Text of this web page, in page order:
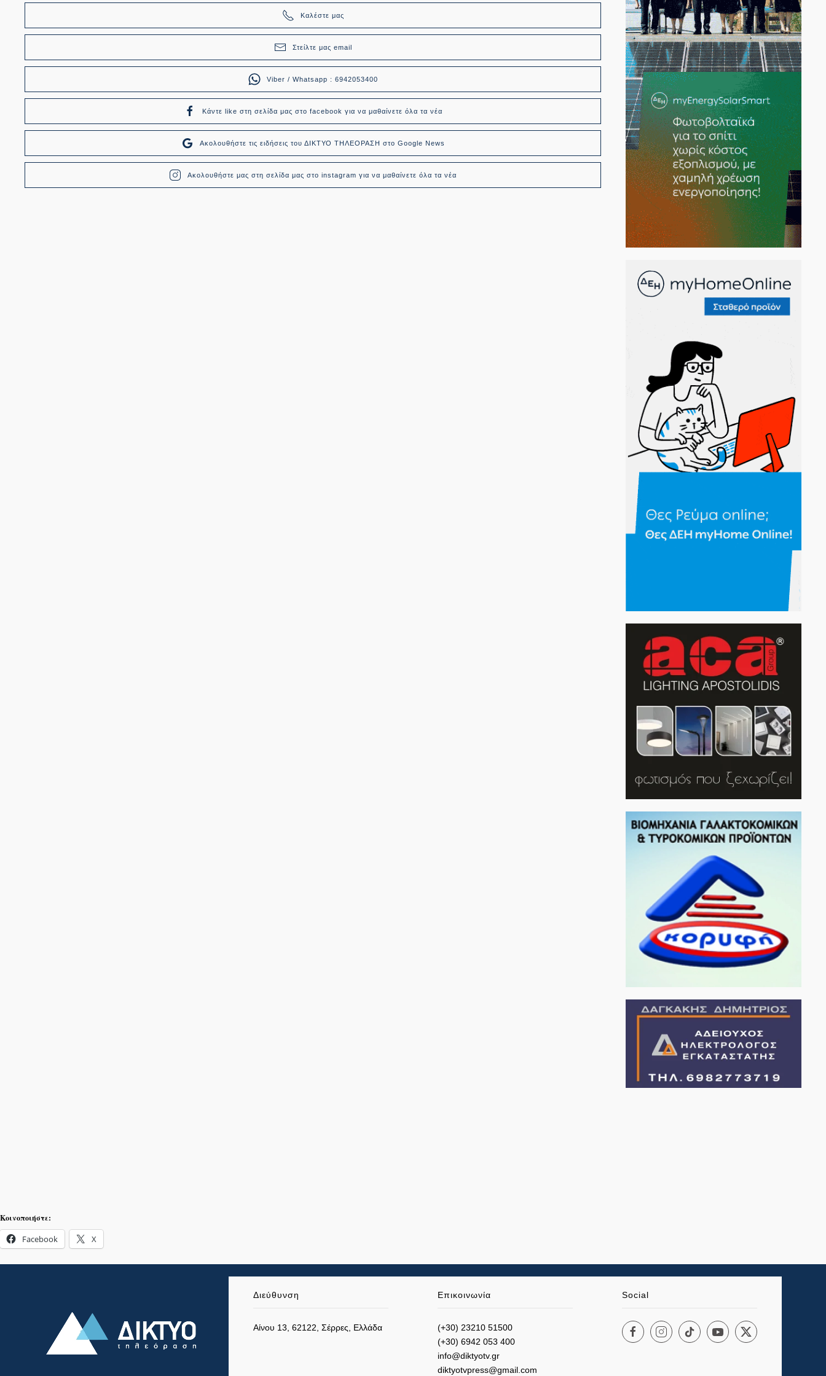
Καλέστε μας
Στείλτε μας email
Viber / Whatsapp : 6942053400
Κάντε like στη σελίδα μας στο facebook για να μαθαίνετε όλα τα νέα
Ακολουθήστε τις ειδήσεις του ΔΙΚΤΥΟ ΤΗΛΕΟΡΑΣΗ στο Google News
Ακολουθήστε μας στη σελίδα μας στο instagram για να μαθαίνετε όλα τα νέα
Κοινοποιήστε:
Facebook X
Διεύθυνση
Αίνου 13, 62122, Σέρρες, Ελλάδα
Επικοινωνία
(+30) 23210 51500
(+30) 6942 053 400
info@diktyotv.gr
diktyotvpress@gmail.com
Social